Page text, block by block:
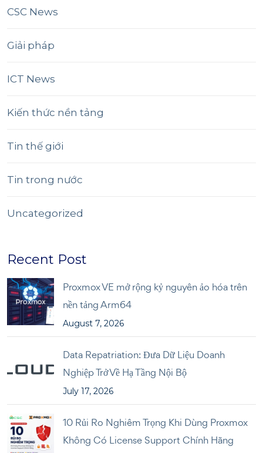
CSC News
Giải pháp
ICT News
Kiến thức nền tảng
Tin thế giới
Tin trong nước
Uncategorized
Recent Post
Proxmox VE mở rộng kỷ nguyên ảo hóa trên
nền tảng Arm64
August 7, 2026
Data Repatriation: Đưa Dữ Liệu Doanh
Nghiệp Trở Về Hạ Tầng Nội Bộ
July 17, 2026
10 Rủi Ro Nghiêm Trọng Khi Dùng Proxmox
Không Có License Support Chính Hãng